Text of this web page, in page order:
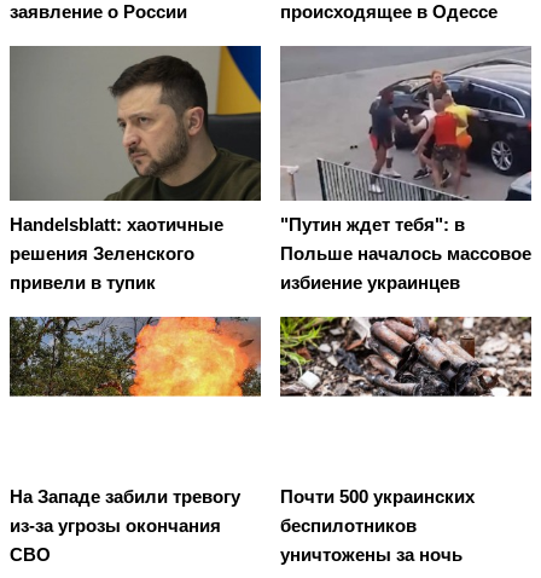
заявление о России
происходящее в Одессе
Handelsblatt: хаотичные
решения Зеленского
привели в тупик
"Путин ждет тебя": в
Польше началось массовое
избиение украинцев
На Западе забили тревогу
из-за угрозы окончания
СВО
Почти 500 украинских
беспилотников
уничтожены за ночь